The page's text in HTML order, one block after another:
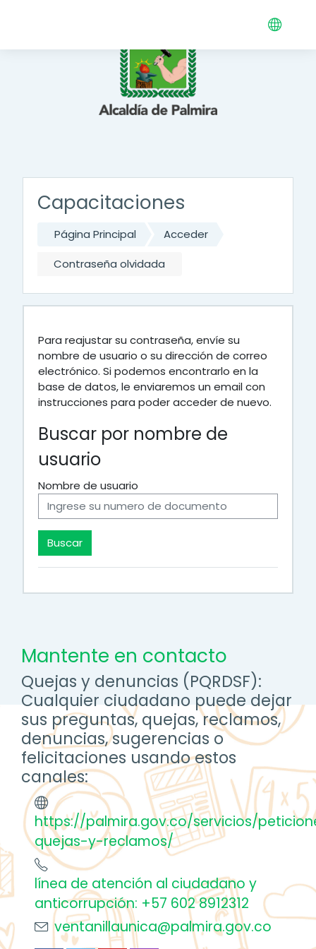
Capacitaciones
Página Principal
Acceder
Contraseña olvidada
Para reajustar su contraseña, envíe su
nombre de usuario o su dirección de correo
electrónico. Si podemos encontrarlo en la
base de datos, le enviaremos un email con
instrucciones para poder acceder de nuevo.
Buscar por nombre de
usuario
Nombre de usuario
Mantente en contacto
Quejas y denuncias (PQRDSF):
Cualquier ciudadano puede dejar
sus preguntas, quejas, reclamos,
denuncias, sugerencias o
felicitaciones usando estos
canales:
https://palmira.gov.co/servicios/
quejas-y-reclamos/
línea de atención al ciudadano y
anticorrupción: +57 602 8912312
ventanillaunica@palmira.gov.co